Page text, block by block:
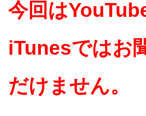
今回は
iTunesではお
だけません。